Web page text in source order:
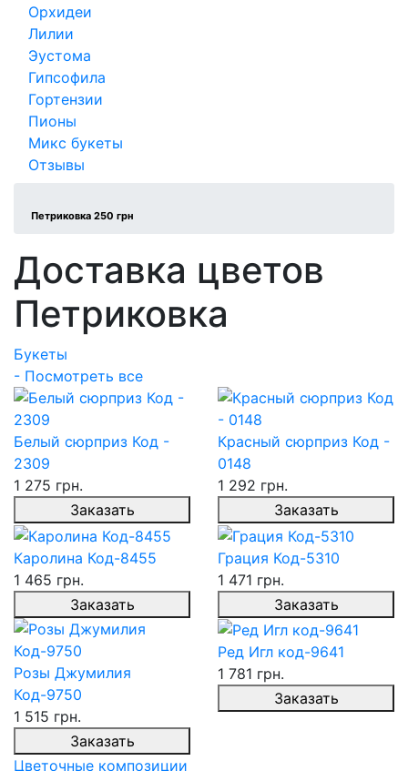
Орхидеи
Лилии
Эустома
Гипсофила
Гортензии
Пионы
Микс букеты
Отзывы
Петриковка 250 грн
Доставка цветов
Петриковка
Букеты
- Посмотреть все
Белый сюрприз Код -
2309
1 275 грн.
Заказать
Красный сюрприз Код -
0148
1 292 грн.
Заказать
Каролина Код-8455
1 465 грн.
Заказать
Грация Код-5310
1 471 грн.
Заказать
Розы Джумилия
Код-9750
1 515 грн.
Заказать
Ред Игл код-9641
1 781 грн.
Заказать
Цветочные композиции